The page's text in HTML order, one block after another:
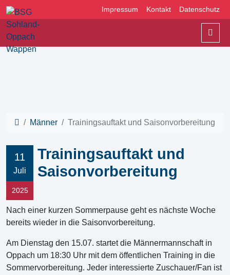
Impressum Kontakt Datenschutz
Männer Trainingsauftakt und Saisonvorbereitung
11
Juli
2025
Trainingsauftakt und
Saisonvorbereitung
Nach einer kurzen Sommerpause geht es nächste Woche
bereits wieder in die Saisonvorbereitung.
Am Dienstag den 15.07. startet die Männermannschaft in
Oppach um 18:30 Uhr mit dem öffentlichen Training in die
Sommervorbereitung. Jeder interessierte Zuschauer/Fan ist